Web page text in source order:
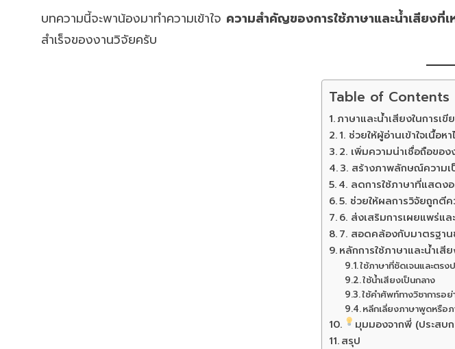
บทความนี้จะพาน้องมาทำความเข้าใจ ความสำคัญของการใช้ภาษาและน้ำเสียงที่เ
สำเร็จของงานวิจัยครับ
Table of Contents
ภาษาและน้ำเสียงในการเขี
1. ช่วยให้ผู้อ่านเข้าใจเนื้อห
2. เพิ่มความน่าเชื่อถือของ
3. สร้างภาพลักษณ์ความเ
4. ลดการใช้ภาษาที่แสดง
5. ช่วยให้ผลการวิจัยถูกตี
6. ส่งเสริมการเผยแพร่แล
7. สอดคล้องกับมาตรฐาน
หลักการใช้ภาษาและน้ำเสี
ใช้ภาษาที่ชัดเจนและตรง
ใช้น้ำเสียงเป็นกลาง
ใช้คำศัพท์ทางวิชาการอย่
หลีกเลี่ยงภาษาพูดหรือภ
มุมมองจากพี่ (ประสบ
สรุป